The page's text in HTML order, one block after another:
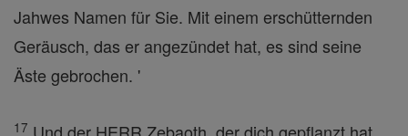
Jahwes Namen für Sie. Mit einem erschütternden
Geräusch, das er angezündet hat, es sind seine
Äste gebrochen. '
17